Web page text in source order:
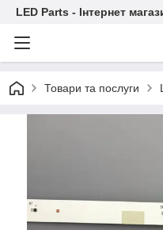
LED Parts - Інтернет
Товари та послуги